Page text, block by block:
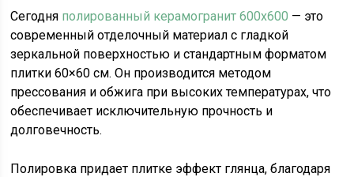
Сегодня полированный керамогранит 600x600 — это
современный отделочный материал с гладкой
зеркальной поверхностью и стандартным форматом
плитки 60×60 см. Он производится методом
прессования и обжига при высоких температурах, что
обеспечивает исключительную прочность и
долговечность.
Полировка придает плитке эффект глянца, благодаря